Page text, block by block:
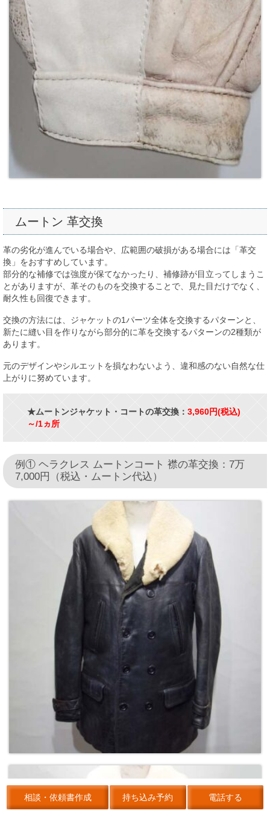
ムートン 革交換
革の劣化が進んでいる場合や、広範囲の破損がある場合には「革交
換」をおすすめしています。
部分的な補修では強度が保てなかったり、補修跡が目立ってしまうこ
とがありますが、革そのものを交換することで、見た目だけでなく、
耐久性も回復できます。
交換の方法には、ジャケットの1パーツ全体を交換するパターンと、
新たに縫い目を作りながら部分的に革を交換するパターンの2種類が
あります。
元のデザインやシルエットを損なわないよう、違和感のない自然な仕
上がりに努めています。
★ムートンジャケット・コートの革交換： 3,960円(税込)
～/1ヵ所
例① ヘラクレス ムートンコート 襟の革交換：7万
7,000円（税込・ムートン代込）
相談・依頼書作成 持ち込み予約 電話する